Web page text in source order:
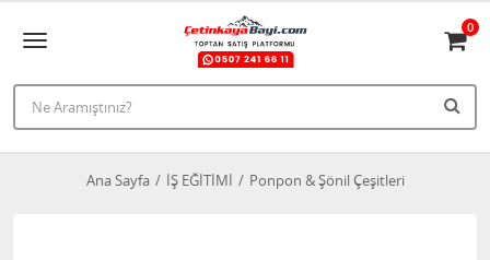
0
Ana Sayfa İŞ EĞİTİMİ Ponpon & Şönil Çeşitleri